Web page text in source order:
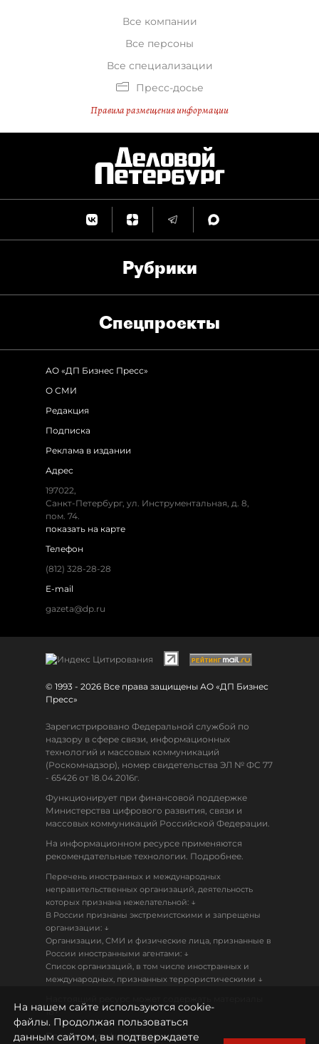
Все компании
Все персоны
Все специализации
Пресс-досье
Правила размещения информации
Рубрики
Спец­проекты
АО «ДП Бизнес Пресс»
О СМИ
Редакция
Подписка
Реклама в издании
Адрес
197022,
Санкт-Петербург, ул. Инструментальная, д. 8,
пом. 74.
показать на карте
Телефон
(812) 328-28-28
E-mail
gazeta@dp.ru
© 1993 - 2026 Все права защищены АО «ДП Бизнес
Пресс»
Зарегистрировано Федеральной службой по
надзору в сфере связи, информационных
технологий и массовых коммуникаций
(Роскомнадзор), номер свидетельства ЭЛ № ФС 77
- 65426 от 18.04.2016г.
Функционирует при финансовой поддержке
Министерства цифрового развития, связи и
массовых коммуникаций Российской Федерации.
На информационном ресурсе применяются
рекомендательные технологии. Подробнее.
Перечень иностранных и международных
неправительственных организаций, деятельность
которых признана нежелательной: ↓
В России признаны экстремистскими и запрещены
организации: ↓
Организации, СМИ и физические лица, признанные в
России иностранными агентами: ↓
Список организаций, в том числе иностранных и
международных, признанных террористическими ↓
18+
Политика конфиденциальности
На нашем сайте используются cookie-
файлы. Продолжая пользоваться
данным сайтом, вы подтверждаете